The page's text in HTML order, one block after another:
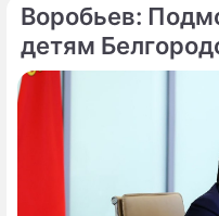
промышленных
Воробьев:
детям